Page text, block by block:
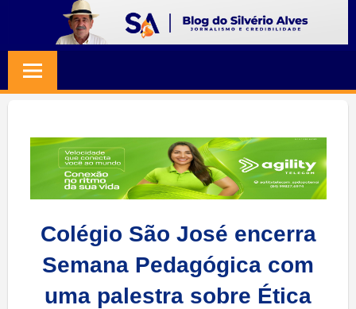
content
SILVERIO
ALVES
Jornalismo
Credibilidade
Colégio São José encerra
Semana Pedagógica com
uma palestra sobre Ética